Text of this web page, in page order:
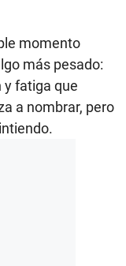
momento
más pesado:
y fatiga que
a nombrar, pero